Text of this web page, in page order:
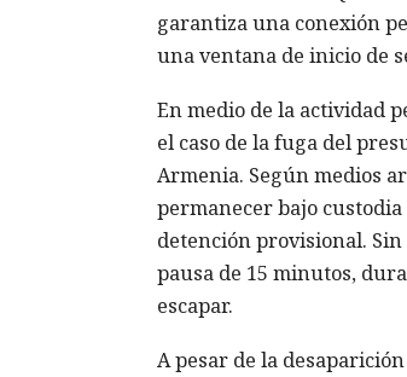
garantiza una conexión
una ventana de inicio de
En medio de la actividad
el caso de la fuga del
Armenia. Según medios
permanecer bajo
detención provisional.
pausa de 15 minutos,
escapar.
A pesar de la